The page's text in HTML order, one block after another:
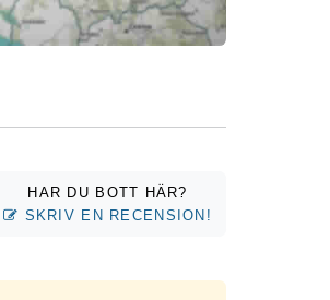
HAR DU BOTT HÄR?
SKRIV EN RECENSION!